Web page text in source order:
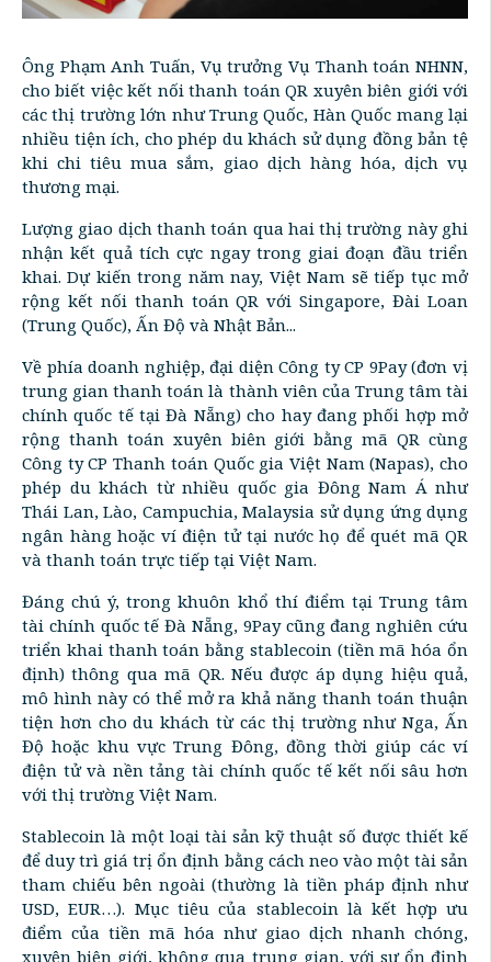
Ông Phạm Anh Tuấn, Vụ trưởng Vụ Thanh toán NHNN,
cho biết việc kết nối thanh toán QR xuyên biên giới với
các thị trường lớn như Trung Quốc, Hàn Quốc mang lại
nhiều tiện ích, cho phép du khách sử dụng đồng bản tệ
khi chi tiêu mua sắm, giao dịch hàng hóa, dịch vụ
thương mại.
Lượng giao dịch thanh toán qua hai thị trường này ghi
nhận kết quả tích cực ngay trong giai đoạn đầu triển
khai. Dự kiến trong năm nay, Việt Nam sẽ tiếp tục mở
rộng kết nối thanh toán QR với Singapore, Đài Loan
(Trung Quốc), Ấn Độ và Nhật Bản...
Về phía doanh nghiệp, đại diện Công ty CP 9Pay (đơn vị
trung gian thanh toán là thành viên của Trung tâm tài
chính quốc tế tại Đà Nẵng) cho hay đang phối hợp mở
rộng thanh toán xuyên biên giới bằng mã QR cùng
Công ty CP Thanh toán Quốc gia Việt Nam (Napas), cho
phép du khách từ nhiều quốc gia Đông Nam Á như
Thái Lan, Lào, Campuchia, Malaysia sử dụng ứng dụng
ngân hàng hoặc ví điện tử tại nước họ để quét mã QR
và thanh toán trực tiếp tại Việt Nam.
Đáng chú ý, trong khuôn khổ thí điểm tại Trung tâm
tài chính quốc tế Đà Nẵng, 9Pay cũng đang nghiên cứu
triển khai thanh toán bằng stablecoin (tiền mã hóa ổn
định) thông qua mã QR. Nếu được áp dụng hiệu quả,
mô hình này có thể mở ra khả năng thanh toán thuận
tiện hơn cho du khách từ các thị trường như Nga, Ấn
Độ hoặc khu vực Trung Đông, đồng thời giúp các ví
điện tử và nền tảng tài chính quốc tế kết nối sâu hơn
với thị trường Việt Nam.
Stablecoin là một loại tài sản kỹ thuật số được thiết kế
để duy trì giá trị ổn định bằng cách neo vào một tài sản
tham chiếu bên ngoài (thường là tiền pháp định như
USD, EUR…). Mục tiêu của stablecoin là kết hợp ưu
điểm của tiền mã hóa như giao dịch nhanh chóng,
xuyên biên giới, không qua trung gian, với sự ổn định